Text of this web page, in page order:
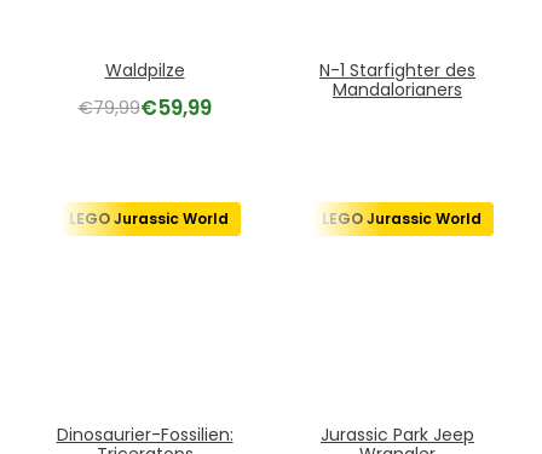
Waldpilze
€79,99€59,99
N-1 Starfighter des
Mandalorianers
LEGO Jurassic World
Dinosaurier-Fossilien:
LEGO Jurassic World
Jurassic Park Jeep